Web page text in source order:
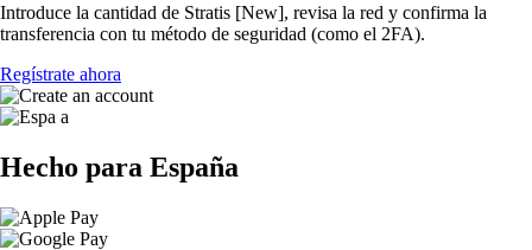
Introduce la cantidad de Stratis [New], revisa la red y confirma la
transferencia con tu método de seguridad (como el 2FA).
Regístrate ahora
Hecho para España